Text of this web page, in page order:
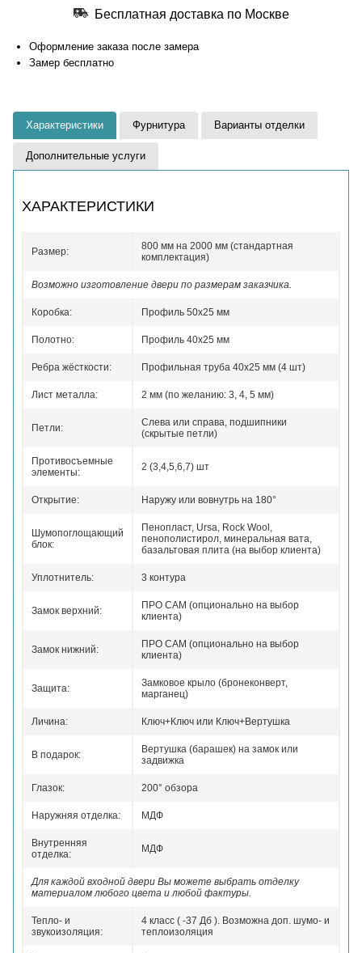
Бесплатная доставка по Москве
Оформление заказа после замера
Замер бесплатно
Характеристики Фурнитура Варианты отделки
Дополнительные услуги
ХАРАКТЕРИСТИКИ
Размер:
800 мм на 2000 мм (стандартная
комплектация)
Возможно изготовление двери по размерам заказчика.
Коробка: Профиль 50x25 мм
Полотно: Профиль 40x25 мм
Ребра жёсткости: Профильная труба 40х25 мм (4 шт)
Лист металла: 2 мм (по желанию: 3, 4, 5 мм)
Петли:
Слева или справа, подшипники
(скрытые петли)
Противосъемные
элементы:
2 (3,4,5,6,7) шт
Открытие: Наружу или вовнутрь на 180°
Шумопоглощающий
блок:
Пенопласт, Ursa, Rock Wool,
пенополистирол, минеральная вата,
базальтовая плита (на выбор клиента)
Уплотнитель: 3 контура
Замок верхний:
ПРО САМ (опционально на выбор
клиента)
Замок нижний:
ПРО САМ (опционально на выбор
клиента)
Защита:
Замковое крыло (бронеконверт,
марганец)
Личина: Ключ+Ключ или Ключ+Вертушка
В подарок:
Вертушка (барашек) на замок или
задвижка
Глазок: 200° обзора
Наружняя отделка: МДФ
Внутренняя
отделка:
МДФ
Для каждой входной двери Вы можете выбрать отделку
материалом любого цвета и любой фактуры.
Тепло- и
звукоизоляция:
4 класс ( -37 Дб ). Возможна доп. шумо- и
теплоизоляция